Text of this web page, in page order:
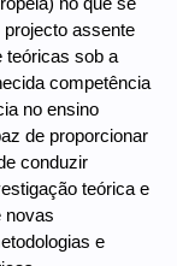
assente
teóricas sob a
competência
no ensino
de proporcionar
conduzir
teórica e
novas
e